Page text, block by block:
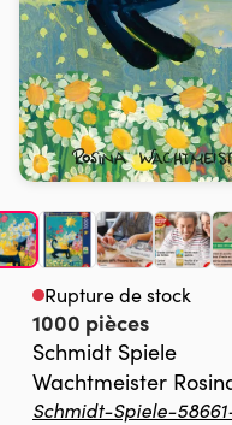
Rupture de stock
1000 pièces
Schmidt Spiele
Wachtmeister
Schmidt-Spiele-